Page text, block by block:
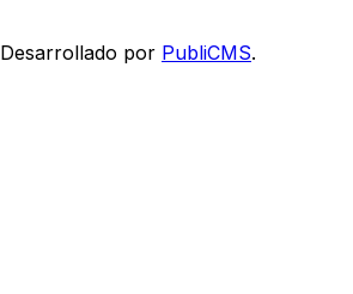
Desarrollado por PubliCMS.